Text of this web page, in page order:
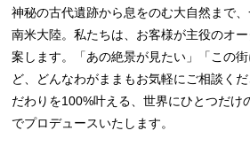
神秘の古代遺跡から息をのむ大自然まで
南米大陸。私たちは、お客様が主役のオ
案します。「あの絶景が見たい」「この
ど、どんなわがままもお気軽にご相談く
だわりを100%叶える、世界にひとつだけ
でプロデュースいたします。